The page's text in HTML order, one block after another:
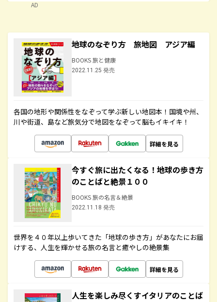
AD
地球のなぞり方 旅地図 アジア編
BOOKS 旅と健康
2022.11.25 発売
各国の地形や関係性をなぞって学ぶ新しい地図本！国境や州、
川や街道、島など旅気分で地図をなぞって脳もイキイキ！
詳細を見る
今すぐ旅に出たくなる！地球の歩き方
のことばと絶景１００
BOOKS 旅の名言＆絶景
2022.11.18 発売
世界を４０年以上歩いてきた「地球の歩き方」があなたにお届
けする、人生を輝かせる旅の名言と癒やしの絶景集
詳細を見る
人生を楽しみ尽くすイタリアのことば